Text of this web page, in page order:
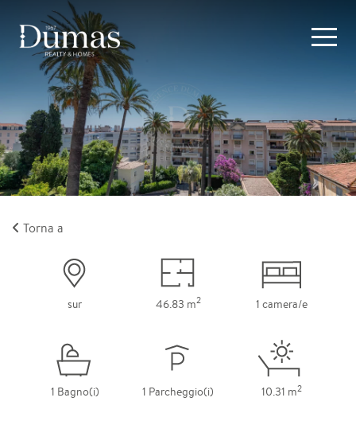
Torna a
sur 46.83 m2 1 camera/e
1 Bagno(i) 1 Parcheggio(i) 10.31 m2